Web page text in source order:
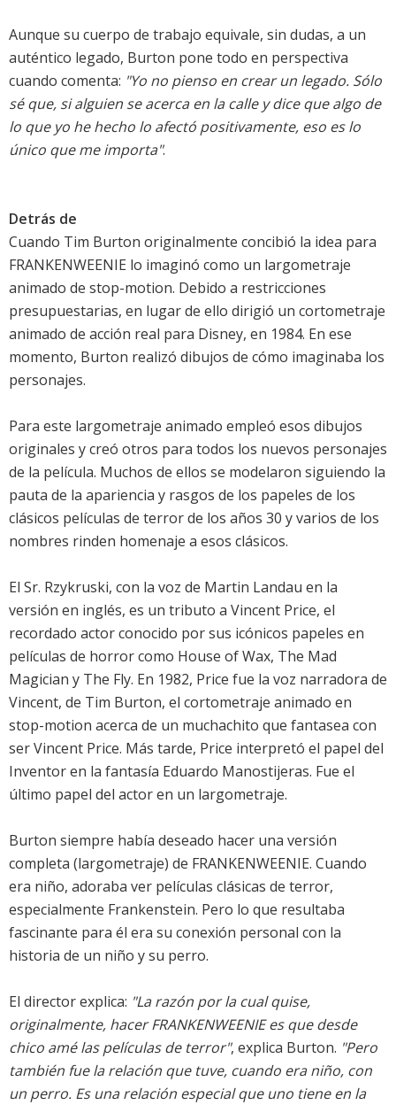
Aunque su cuerpo de trabajo equivale, sin dudas, a un
auténtico legado, Burton pone todo en perspectiva
cuando comenta: "Yo no pienso en crear un legado. Sólo
sé que, si alguien se acerca en la calle y dice que algo de
lo que yo he hecho lo afectó positivamente, eso es lo
único que me importa".
Detrás de
Cuando Tim Burton originalmente concibió la idea para
FRANKENWEENIE lo imaginó como un largometraje
animado de stop-motion. Debido a restricciones
presupuestarias, en lugar de ello dirigió un cortometraje
animado de acción real para Disney, en 1984. En ese
momento, Burton realizó dibujos de cómo imaginaba los
personajes.
Para este largometraje animado empleó esos dibujos
originales y creó otros para todos los nuevos personajes
de la película. Muchos de ellos se modelaron siguiendo la
pauta de la apariencia y rasgos de los papeles de los
clásicos películas de terror de los años 30 y varios de los
nombres rinden homenaje a esos clásicos.
El Sr. Rzykruski, con la voz de Martin Landau en la
versión en inglés, es un tributo a Vincent Price, el
recordado actor conocido por sus icónicos papeles en
películas de horror como House of Wax, The Mad
Magician y The Fly. En 1982, Price fue la voz narradora de
Vincent, de Tim Burton, el cortometraje animado en
stop-motion acerca de un muchachito que fantasea con
ser Vincent Price. Más tarde, Price interpretó el papel del
Inventor en la fantasía Eduardo Manostijeras. Fue el
último papel del actor en un largometraje.
Burton siempre había deseado hacer una versión
completa (largometraje) de FRANKENWEENIE. Cuando
era niño, adoraba ver películas clásicas de terror,
especialmente Frankenstein. Pero lo que resultaba
fascinante para él era su conexión personal con la
historia de un niño y su perro.
El director explica: "La razón por la cual quise,
originalmente, hacer FRANKENWEENIE es que desde
chico amé las películas de terror", explica Burton. "Pero
también fue la relación que tuve, cuando era niño, con
un perro. Es una relación especial que uno tiene en la